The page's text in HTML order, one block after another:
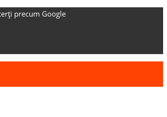
precum Google